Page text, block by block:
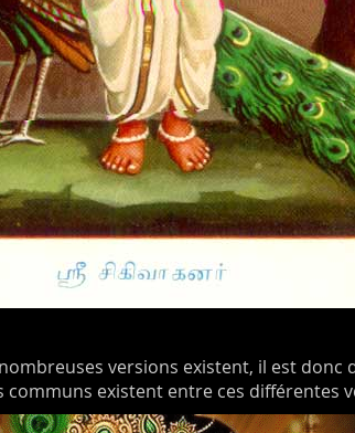
versions existent, il est donc
existent entre ces différentes